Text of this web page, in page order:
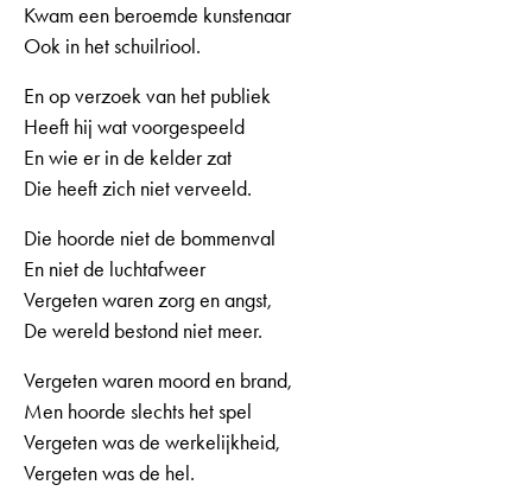
Kwam een beroemde kunstenaar
Ook in het schuilriool.
En op verzoek van het publiek
Heeft hij wat voorgespeeld
En wie er in de kelder zat
Die heeft zich niet verveeld.
Die hoorde niet de bommenval
En niet de luchtafweer
Vergeten waren zorg en angst,
De wereld bestond niet meer.
Vergeten waren moord en brand,
Men hoorde slechts het spel
Vergeten was de werkelijkheid,
Vergeten was de hel.